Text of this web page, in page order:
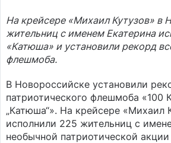
На крейсере «Михаил Кутузов» в
жительниц с именем Екатерина
«Катюша» и установили рекорд
флешмоба.
В Новороссийске установили
патриотического флешмоба
„Катюша“». На крейсере «Михаил
исполнили 225 жительниц с
необычной патриотической